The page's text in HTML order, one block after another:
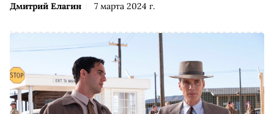
Дмитрий Елагин 7 марта 2024 г.
угадать, кто же получит награду 10 марта.